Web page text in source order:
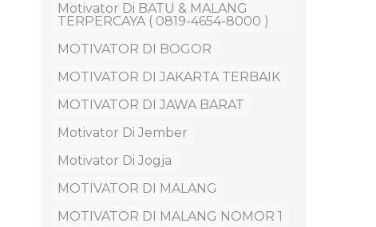
Motivator Di BATU & MALANG
TERPERCAYA ( 0819-4654-8000 )
MOTIVATOR DI BOGOR
MOTIVATOR DI JAKARTA TERBAIK
MOTIVATOR DI JAWA BARAT
Motivator Di Jember
Motivator Di Jogja
MOTIVATOR DI MALANG
MOTIVATOR DI MALANG NOMOR 1